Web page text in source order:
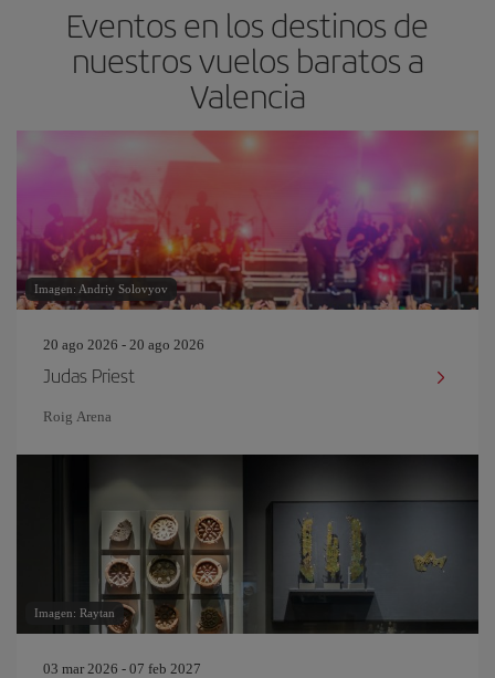
Eventos en los destinos de
nuestros vuelos baratos a
Valencia
Imagen: Andriy Solovyov
20 ago 2026 - 20 ago 2026
Judas Priest
Roig Arena
Imagen: Raytan
03 mar 2026 - 07 feb 2027